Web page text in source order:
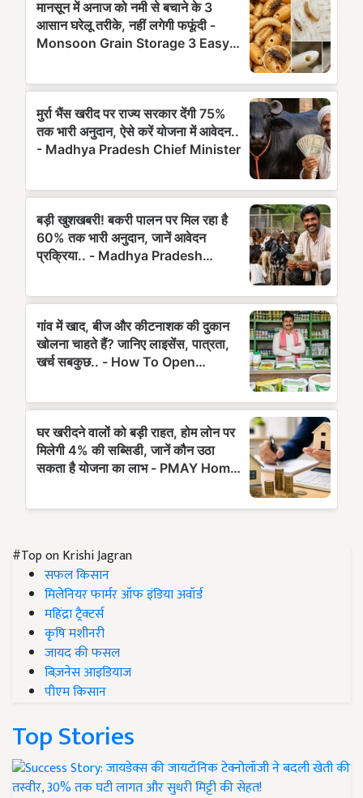
#Top on Krishi Jagran
सफल किसान
मिलेनियर फार्मर ऑफ इंडिया अवॉर्ड
महिंद्रा ट्रैक्टर्स
कृषि मशीनरी
जायद की फसल
बिज़नेस आइडियाज
पीएम किसान
Top Stories